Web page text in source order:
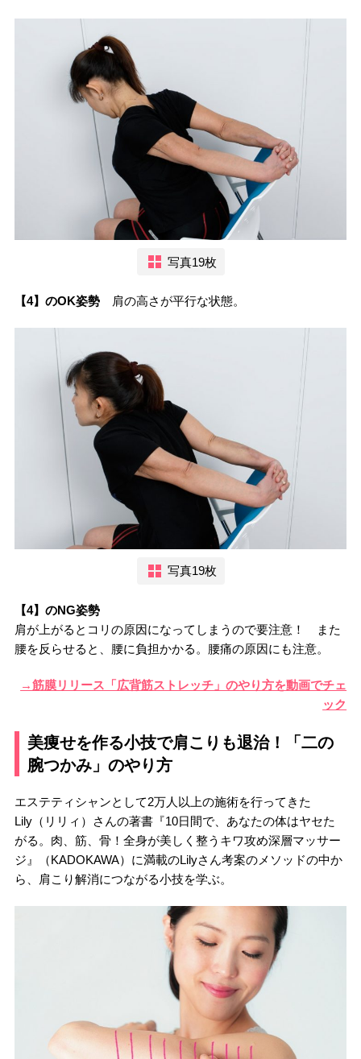
写真19枚
【4】のOK姿勢 肩の高さが平行な状態。
写真19枚
【4】のNG姿勢
肩が上がるとコリの原因になってしまうので要注意！ また
腰を反らせると、腰に負担かかる。腰痛の原因にも注意。
→筋膜リリース「広背筋ストレッチ」のやり方を動画でチェ
ック
美痩せを作る小技で肩こりも退治！「二の
腕つかみ」のやり方
エステティシャンとして2万人以上の施術を行ってきた
Lily（リリィ）さんの著書『10日間で、あなたの体はヤセた
がる。肉、筋、骨！全身が美しく整うキワ攻め深層マッサー
ジ』（KADOKAWA）に満載のLilyさん考案のメソッドの中か
ら、肩こり解消につながる小技を学ぶ。